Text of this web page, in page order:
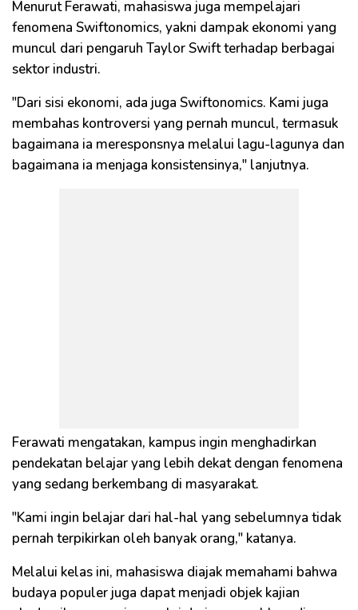
Menurut Ferawati, mahasiswa juga mempelajari
fenomena Swiftonomics, yakni dampak ekonomi yang
muncul dari pengaruh Taylor Swift terhadap berbagai
sektor industri.
"Dari sisi ekonomi, ada juga Swiftonomics. Kami juga
membahas kontroversi yang pernah muncul, termasuk
bagaimana ia meresponsnya melalui lagu-lagunya dan
bagaimana ia menjaga konsistensinya," lanjutnya.
Ferawati mengatakan, kampus ingin menghadirkan
pendekatan belajar yang lebih dekat dengan fenomena
yang sedang berkembang di masyarakat.
"Kami ingin belajar dari hal-hal yang sebelumnya tidak
pernah terpikirkan oleh banyak orang," katanya.
Melalui kelas ini, mahasiswa diajak memahami bahwa
budaya populer juga dapat menjadi objek kajian